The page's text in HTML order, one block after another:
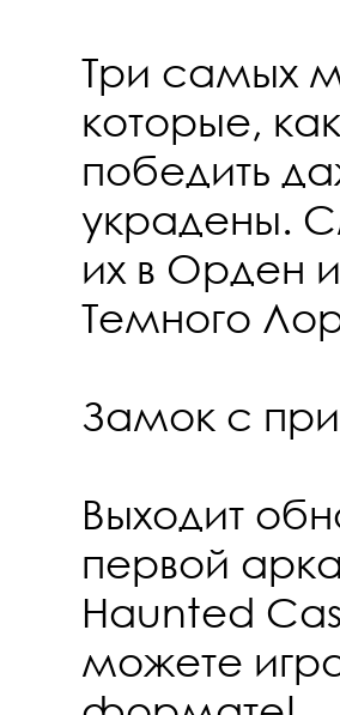
Три самых
которые,
победить
украдены.
их в Орден
Темного
Замок с
Выходит
первой
Haunted
можете